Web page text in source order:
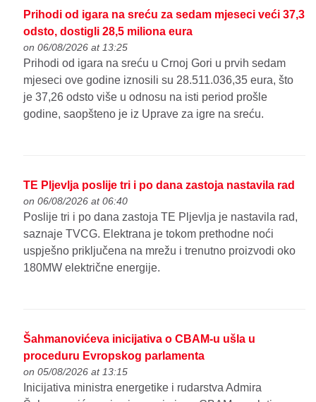
Prihodi od igara na sreću za sedam mjeseci veći 37,3
odsto, dostigli 28,5 miliona eura
on 06/08/2026 at 13:25
Prihodi od igara na sreću u Crnoj Gori u prvih sedam
mjeseci ove godine iznosili su 28.511.036,35 eura, što
je 37,26 odsto više u odnosu na isti period prošle
godine, saopšteno je iz Uprave za igre na sreću.
TE Pljevlja poslije tri i po dana zastoja nastavila rad
on 06/08/2026 at 06:40
Poslije tri i po dana zastoja TE Pljevlja je nastavila rad,
saznaje TVCG. Elektrana je tokom prethodne noći
uspješno priključena na mrežu i trenutno proizvodi oko
180MW električne energije.
Šahmanovićeva inicijativa o CBAM-u ušla u
proceduru Evropskog parlamenta
on 05/08/2026 at 13:15
Inicijativa ministra energetike i rudarstva Admira